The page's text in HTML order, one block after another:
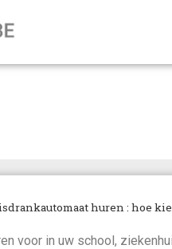
huren : hoe
voor in uw school,